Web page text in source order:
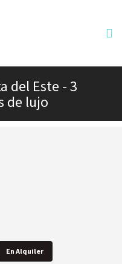
del Este - 3
de lujo
En Alquiler